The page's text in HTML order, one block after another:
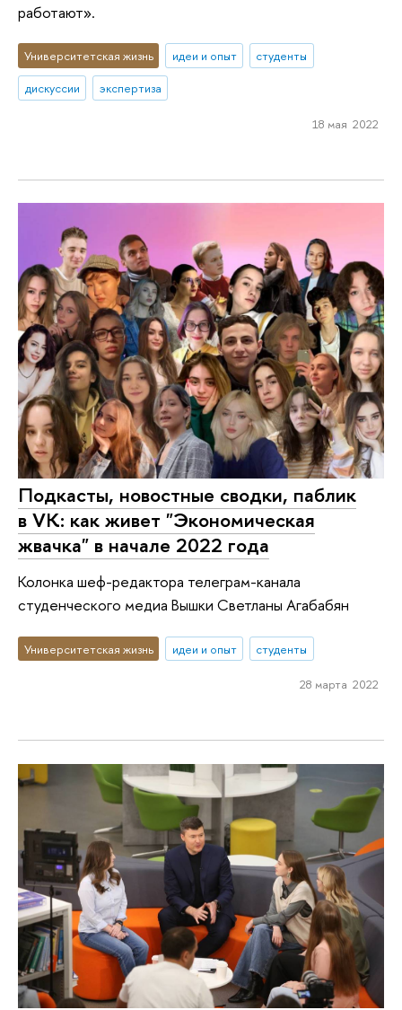
работают».
Университетская жизнь идеи и опыт
студенты
дискуссии
экспертиза
18 мая 2022
Подкасты, новостные сводки, паблик
в VK: как живет "Экономическая
жвачка" в начале 2022 года
Колонка шеф-редактора телеграм-канала
студенческого медиа Вышки Светланы Агабабян
Университетская жизнь идеи и опыт студенты
28 марта 2022